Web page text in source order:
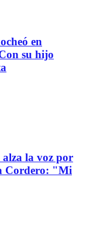
en
su hijo
la voz por
Cordero: "Mi